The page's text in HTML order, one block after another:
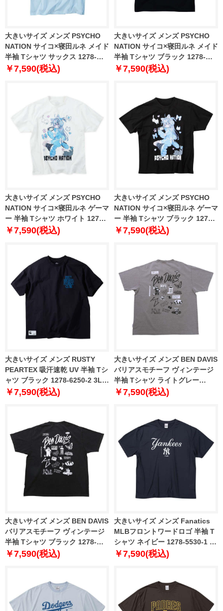
大きいサイズ メンズ PSYCHO
NATION サイコ×寝田ルネ メイド
半袖 Tシャツ サックス 1278-
5285-1 3L 4L 5L 6L
￥7,590(税込)
大きいサイズ メンズ PSYCHO
NATION サイコ×寝田ルネ メイド
半袖 Tシャツ ブラック 1278-
5285-2 3L 4L 5L 6L
￥7,590(税込)
大きいサイズ メンズ PSYCHO
NATION サイコ×寝田ルネ ゲーマ
ー 半袖 Tシャツ ホワイト 1278-
5286-1 3L 4L 5L 6L
￥7,590(税込)
大きいサイズ メンズ PSYCHO
NATION サイコ×寝田ルネ ゲーマ
ー 半袖 Tシャツ ブラック 1278-
5286-2 3L 4L 5L 6L
￥7,590(税込)
大きいサイズ メンズ RUSTY
PEARTEX 吸汗速乾 UV 半袖 Tシ
ャツ ブラック 1278-6250-2 3L
4L 5L 6L
￥7,590(税込)
大きいサイズ メンズ BEN DAVIS
バリアスモチーフ ヴィンテージ
半袖 Tシャツ ライトグレー
1278-5558-1 3L 4L 5L 6L
￥7,590(税込)
大きいサイズ メンズ BEN DAVIS
バリアスモチーフ ヴィンテージ
半袖 Tシャツ ブラック 1278-
5558-2 3L 4L 5L 6L
￥7,590(税込)
大きいサイズ メンズ Fanatics
MLBフロントワードロゴ 半袖 T
シャツ ネイビー 1278-5530-1 3L
4L 5L 6L
￥7,590(税込)